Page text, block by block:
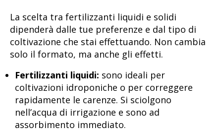
La scelta tra fertilizzanti liquidi e solidi
dipenderà dalle tue preferenze e dal tipo di
coltivazione che stai effettuando. Non cambia
solo il formato, ma anche gli effetti.
Fertilizzanti liquidi: sono ideali per
coltivazioni idroponiche o per correggere
rapidamente le carenze. Si sciolgono
nell’acqua di irrigazione e sono ad
assorbimento immediato.